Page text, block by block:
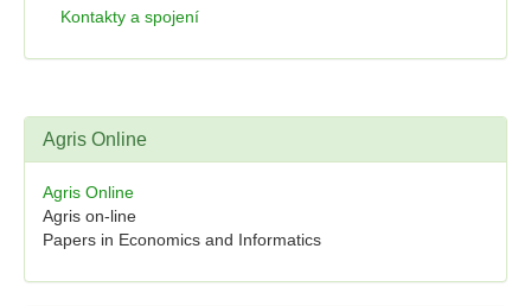
Kontakty a spojení
Agris Online
Agris Online
Agris on-line
Papers in Economics and Informatics